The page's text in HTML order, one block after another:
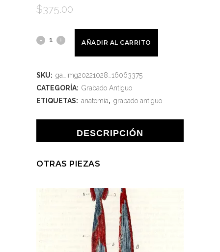
$375.00
AÑADIR AL CARRITO
SKU: ga_img20221028_16063375
CATEGORÍA: Grabado Antiguo
ETIQUETAS: anatomía, grabado antiguo
DESCRIPCIÓN
OTRAS PIEZAS